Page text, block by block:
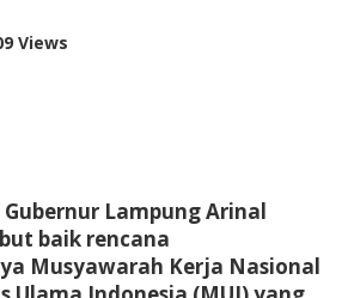
Views
Lampung Arinal
baik rencana
Musyawarah Kerja Nasional